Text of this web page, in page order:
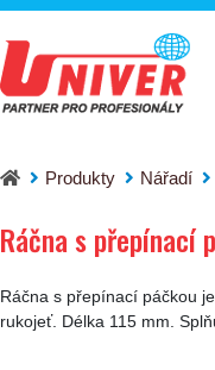
Produkty Nářadí
Ráčna s přepínací
Ráčna s přepínací
Ráčna s přepínací páčkou
rukojeť. Délka 115 mm.